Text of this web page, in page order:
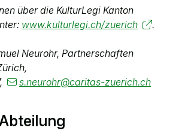
über die KulturLegi Kanton
www.kulturlegi.ch/zuerich .
Neurohr, Partnerschaften
s.neurohr@caritas-zuerich.ch